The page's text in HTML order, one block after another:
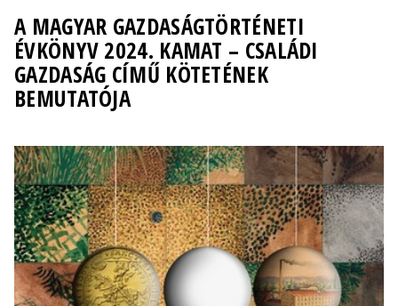
A MAGYAR GAZDASÁGTÖRTÉNETI
ÉVKÖNYV 2024. KAMAT – CSALÁDI
GAZDASÁG CÍMŰ KÖTETÉNEK
BEMUTATÓJA